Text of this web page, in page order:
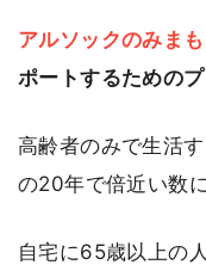
アルソックのみま
ポートするための
高齢者のみで生活
の20年で倍近い数
自宅に65歳以上の